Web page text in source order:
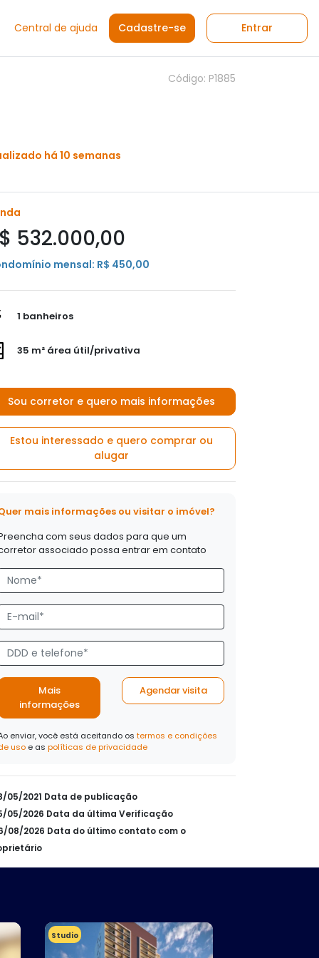
Central de ajuda Cadastre-se Entrar
Código: P1885
há 10 semanas
532.000,00
mensal: R$ 450,00
1 banheiros
35 m² área útil/privativa
Sou corretor e quero mais informações
Estou interessado e quero comprar ou
alugar
mais informações ou visitar o imóvel?
com seus dados para que um
associado possa entrar em contato
Mais
informações
Agendar visita
enviar, você está aceitando os termos e condições
uso e as políticas de privacidade
05/2021 Data de publicação
05/2026 Data da última Verificação
08/2026 Data do último contato com o
Studio